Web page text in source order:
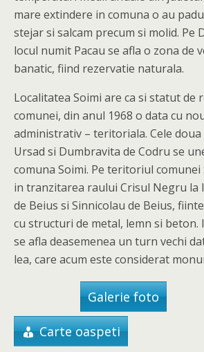
mare extindere in comuna o au
stejar si salcam precum si molid. Pe
locul numit Pacau se afla o zona de
banatic, fiind rezervatie naturala.
Localitatea Soimi are ca si statut de
comunei, din anul 1968 o data cu
administrativ – teritoriala. Cele
Ursad si Dumbravita de Codru se
comuna Soimi. Pe teritoriul comunei
in tranzitarea raului Crisul Negru la
de Beius si Sinnicolau de Beius,
cu structuri de metal, lemn si beton.
se afla deasemenea un turn vechi
lea, care acum este considerat
Galerie foto
Carte oaspeti